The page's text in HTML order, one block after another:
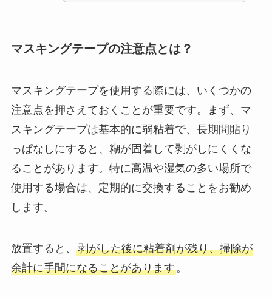
マスキングテープの注意点とは？
マスキングテープを使用する際には、いくつかの
注意点を押さえておくことが重要です。まず、マ
スキングテープは基本的に弱粘着で、長期間貼り
っぱなしにすると、糊が固着して剥がしにくくな
ることがあります。特に高温や湿気の多い場所で
使用する場合は、定期的に交換することをお勧め
します。
放置すると、 剥がした後に粘着剤が残り、掃除が
余計に手間になることがあります。